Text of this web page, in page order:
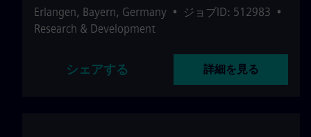
Erlangen, Bayern, Germany • ジョブID: 512983 •
Research & Development
シェアする 詳細を見る